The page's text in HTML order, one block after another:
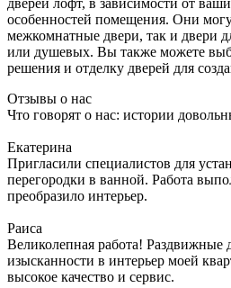
особенностей помещения. Они
межкомнатные двери, так и двери
или душевых. Вы также можете
решения и отделку дверей для
Отзывы о нас
Что говорят о нас: истории
Екатерина
Пригласили специалистов для
перегородки в ванной. Работа
преобразило интерьер.
Раиса
Великолепная работа! Раздвижные
изысканности в интерьер моей
высокое качество и сервис.